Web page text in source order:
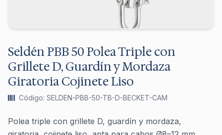
Seldén PBB 50 Polea Triple con
Grillete D, Guardín y Mordaza
Giratoria Cojinete Liso
Código: SELDEN-PBB-50-TB-D-BECKET-CAM
Polea triple con grillete D, guardín y mordaza,